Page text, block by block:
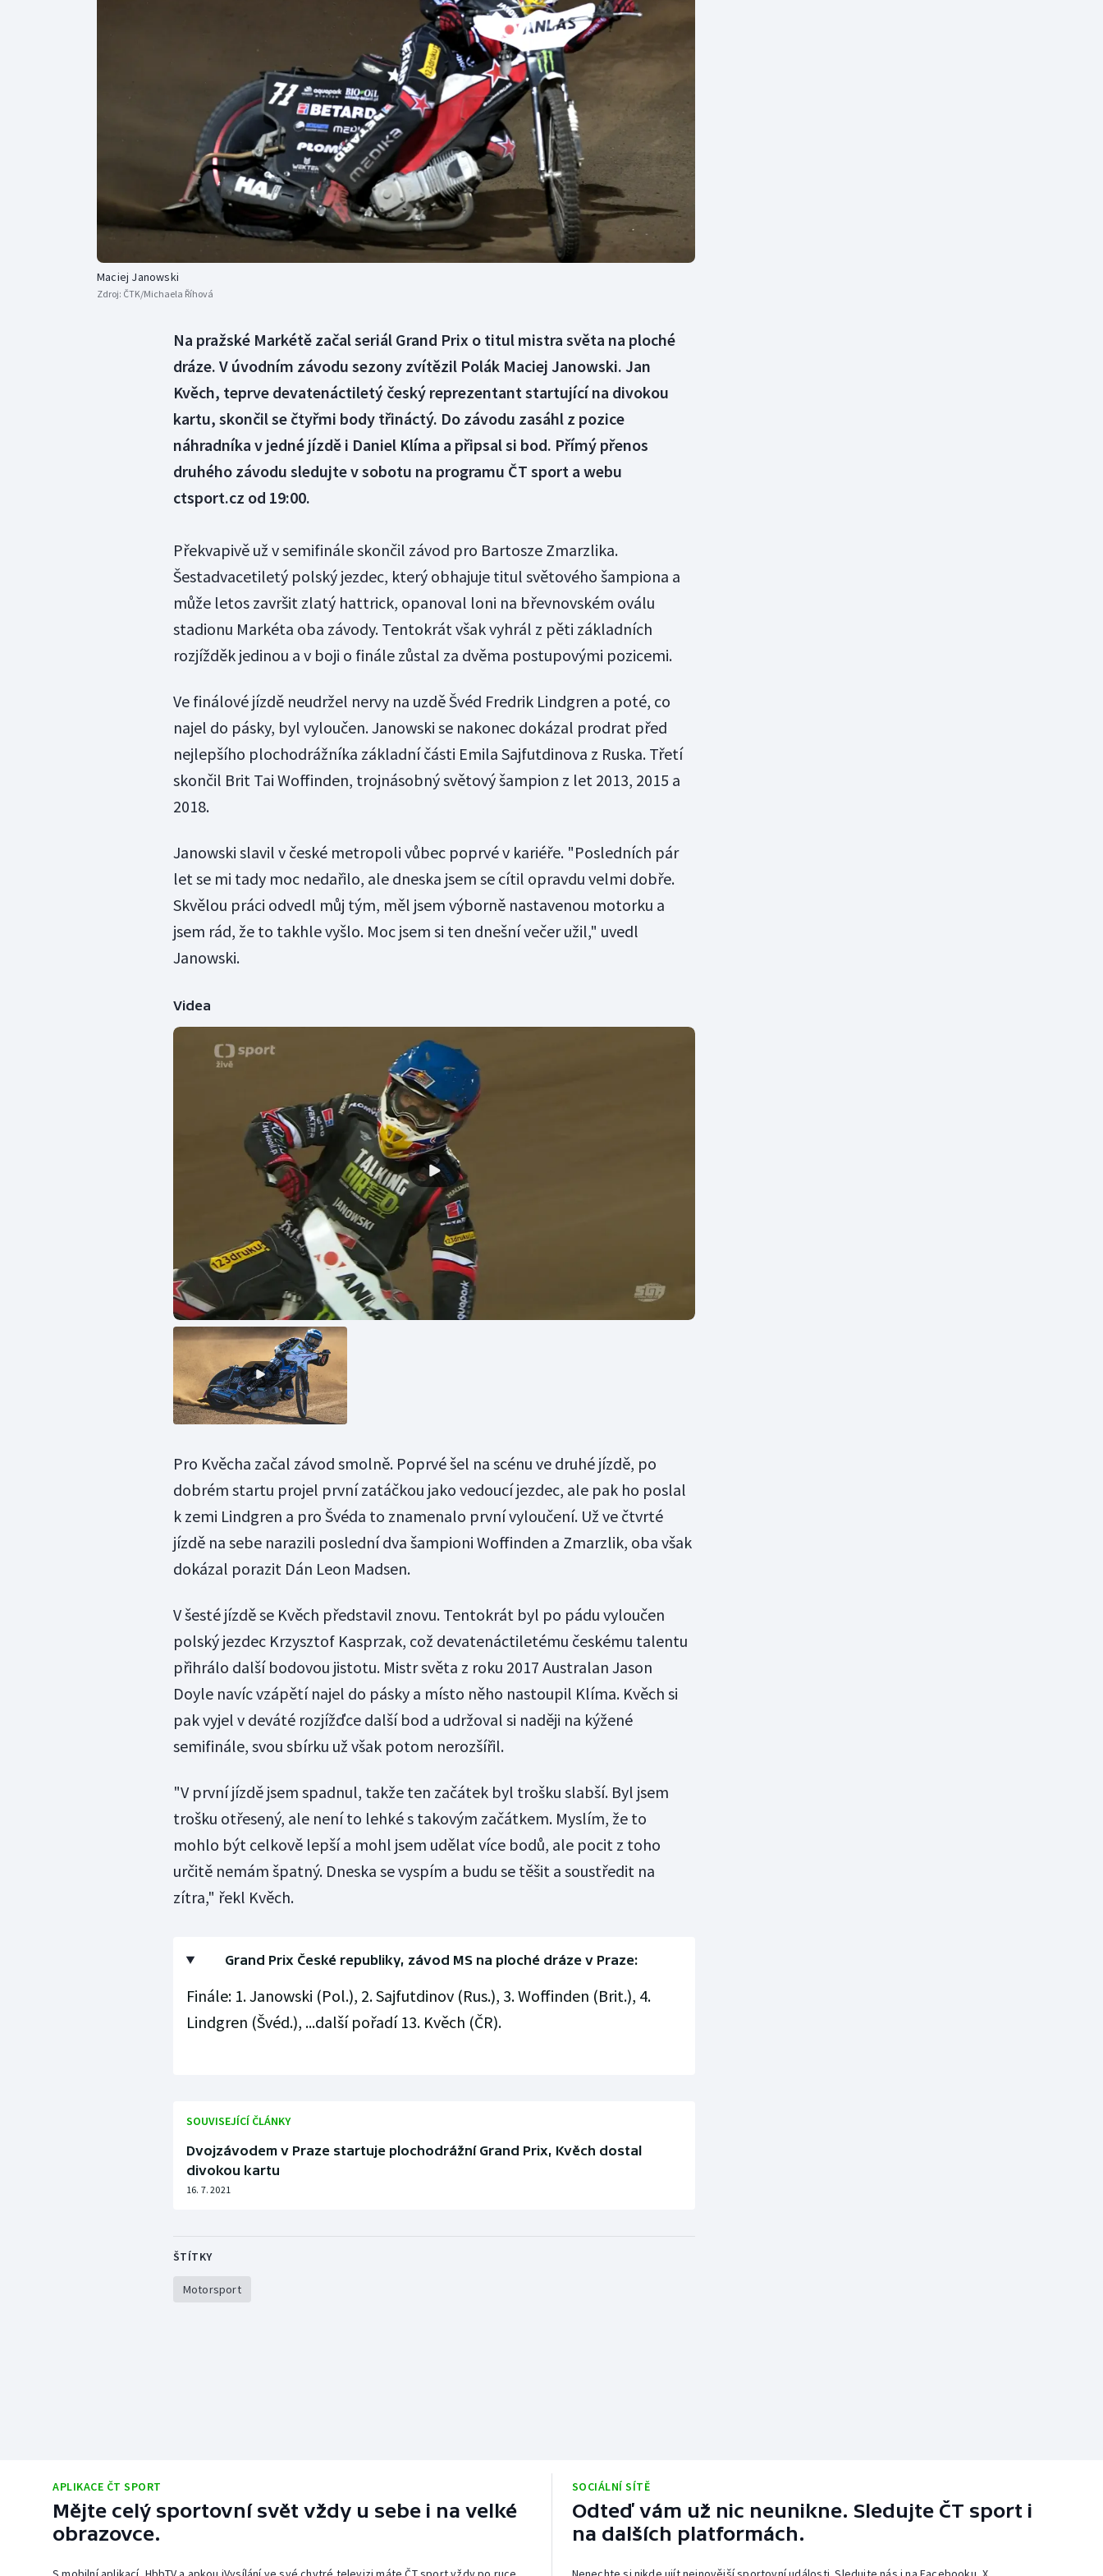
Florbal
Futsal
Golf
Gymnastika
Moderní pětiboj
Motorsport
Olympijské hry
Parasport
Plavání
Plážový volejbal
Triatlon
Vodní slalom
Ostatní
Maciej Janowski
Zdroj: ČTK/Michaela Říhová
Na pražské Markétě začal seriál Grand Prix o titul mistra světa na ploché
dráze. V úvodním závodu sezony zvítězil Polák Maciej Janowski. Jan
Kvěch, teprve devatenáctiletý český reprezentant startující na divokou
kartu, skončil se čtyřmi body třináctý. Do závodu zasáhl z pozice
náhradníka v jedné jízdě i Daniel Klíma a připsal si bod. Přímý přenos
druhého závodu sledujte v sobotu na programu ČT sport a webu
ctsport.cz od 19:00.
Překvapivě už v semifinále skončil závod pro Bartosze Zmarzlika.
Šestadvacetiletý polský jezdec, který obhajuje titul světového šampiona a
může letos završit zlatý hattrick, opanoval loni na břevnovském oválu
stadionu Markéta oba závody. Tentokrát však vyhrál z pěti základních
rozjížděk jedinou a v boji o finále zůstal za dvěma postupovými pozicemi.
Ve finálové jízdě neudržel nervy na uzdě Švéd Fredrik Lindgren a poté, co
najel do pásky, byl vyloučen. Janowski se nakonec dokázal prodrat před
nejlepšího plochodrážníka základní části Emila Sajfutdinova z Ruska. Třetí
skončil Brit Tai Woffinden, trojnásobný světový šampion z let 2013, 2015 a
2018.
Janowski slavil v české metropoli vůbec poprvé v kariéře. "Posledních pár
let se mi tady moc nedařilo, ale dneska jsem se cítil opravdu velmi dobře.
Skvělou práci odvedl můj tým, měl jsem výborně nastavenou motorku a
jsem rád, že to takhle vyšlo. Moc jsem si ten dnešní večer užil," uvedl
Janowski.
Videa
Pro Kvěcha začal závod smolně. Poprvé šel na scénu ve druhé jízdě, po
dobrém startu projel první zatáčkou jako vedoucí jezdec, ale pak ho poslal
k zemi Lindgren a pro Švéda to znamenalo první vyloučení. Už ve čtvrté
jízdě na sebe narazili poslední dva šampioni Woffinden a Zmarzlik, oba však
dokázal porazit Dán Leon Madsen.
V šesté jízdě se Kvěch představil znovu. Tentokrát byl po pádu vyloučen
polský jezdec Krzysztof Kasprzak, což devatenáctiletému českému talentu
přihrálo další bodovou jistotu. Mistr světa z roku 2017 Australan Jason
Doyle navíc vzápětí najel do pásky a místo něho nastoupil Klíma. Kvěch si
pak vyjel v deváté rozjížďce další bod a udržoval si naději na kýžené
semifinále, svou sbírku už však potom nerozšířil.
"V první jízdě jsem spadnul, takže ten začátek byl trošku slabší. Byl jsem
trošku otřesený, ale není to lehké s takovým začátkem. Myslím, že to
mohlo být celkově lepší a mohl jsem udělat více bodů, ale pocit z toho
určitě nemám špatný. Dneska se vyspím a budu se těšit a soustředit na
zítra," řekl Kvěch.
Grand Prix České republiky, závod MS na ploché dráze v Praze:
Finále: 1. Janowski (Pol.), 2. Sajfutdinov (Rus.), 3. Woffinden (Brit.), 4.
Lindgren (Švéd.), ...další pořadí 13. Kvěch (ČR).
SOUVISEJÍCÍ ČLÁNKY
Dvojzávodem v Praze startuje plochodrážní Grand Prix, Kvěch dostal
divokou kartu
16. 7. 2021
ŠTÍTKY
Motorsport
APLIKACE ČT SPORT
Mějte celý sportovní svět vždy u sebe i na velké
obrazovce.
SOCIÁLNÍ SÍTĚ
Odteď vám už nic neunikne. Sledujte ČT sport i
na dalších platformách.